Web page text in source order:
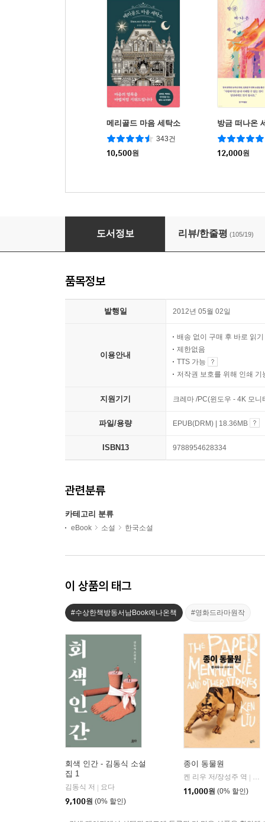
메리골드 마음 세탁소
343건
10,500원
방금 떠나온
12,000원
원더보이
도서정보 리뷰/한줄평 (105/19)
품목정보
발행일 2012년 05월 02일
이용안내
배송 없이 구매 후 바로 읽기
제한없음
TTS 가능
저작권 보호를 위해 인쇄 기
지원기기 크레마 /PC(윈도우 - 4K 모
파일/용량 EPUB(DRM) | 18.36MB
ISBN13 9788954628334
관련분류
카테고리 분류
eBook 소설 한국소설
이 상품의 태그
#수상한책방동서남Book에나온책 #영화드라마원작
회색 인간 - 김동식 소설
집 1
김동식 저 | 요다
9,100원 (0% 할인)
종이 동물원
켄 리우 저/장성주 역 |
11,000원 (0% 할인)